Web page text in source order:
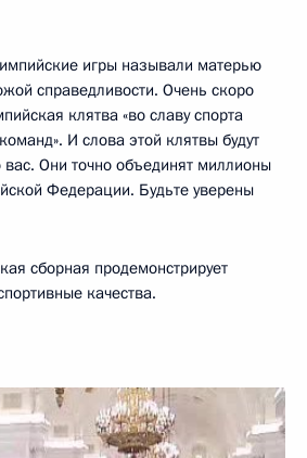
игры называли матерью
справедливости. Очень скоро
клятва «во славу спорта
И слова этой клятвы будут
вас. Они точно объединят миллионы
Федерации. Будьте уверены
сборная продемонстрирует
качества.